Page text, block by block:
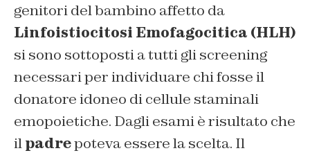
genitori del bambino affetto da
Linfoistiocitosi Emofagocitica (HLH)
si sono sottoposti a tutti gli screening
necessari per individuare chi fosse il
donatore idoneo di cellule staminali
emopoietiche. Dagli esami è risultato che
ilpadrepoteva essere la scelta. Il